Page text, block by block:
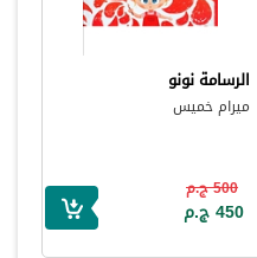
الرسامة نونو
ميرام خميس
500 ج.م
450 ج.م